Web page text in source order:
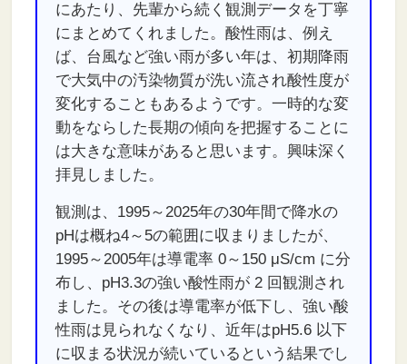
にあたり、先輩から続く観測データを丁寧
にまとめてくれました。酸性雨は、例え
ば、台風など強い雨が多い年は、初期降雨
で大気中の汚染物質が洗い流され酸性度が
変化することもあるようです。一時的な変
動をならした長期の傾向を把握することに
は大きな意味があると思います。興味深く
拝見しました。
観測は、1995～2025年の30年間で降水の
pHは概ね4～5の範囲に収まりましたが、
1995～2005年は導電率 0～150 μS/cm に分
布し、pH3.3の強い酸性雨が 2 回観測され
ました。その後は導電率が低下し、強い酸
性雨は見られなくなり、近年はpH5.6 以下
に収まる状況が続いているという結果でし